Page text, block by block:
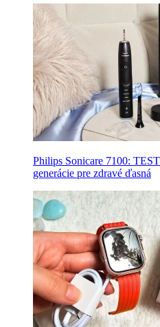
Philips Sonicare 7100:
generácie pre zdravé ďasná